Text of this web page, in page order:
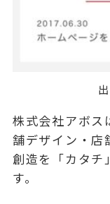
株式会社アボス
舗デザイン・店
創造を「カタチ
す。